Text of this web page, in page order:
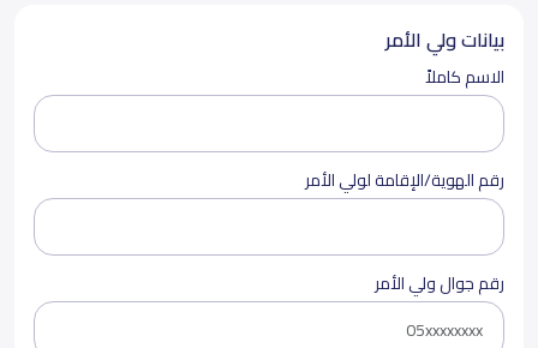
بيانات ولي الأمر
الاسم كاملاً
رقم الهوية/الإقامة لولي الأمر
رقم جوال ولي الأمر